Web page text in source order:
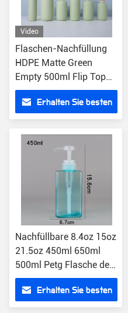
Video
Flaschen-Nachfüllung
HDPE Matte Green
Empty 500ml Flip Top
Hand Sanitizer
DispenserErhalten Sie besten
Nachfüllbare 8.4oz 15oz
21.5oz 450ml 650ml
500ml Petg Flasche der
grünen
Plastikshampoo-
Pumpflasche-
Erhalten Sie besten